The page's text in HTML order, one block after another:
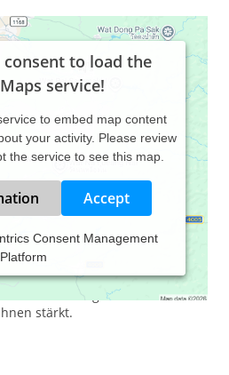
consent to load the
service!
to embed map content
your activity. Please review
the service to see this map.
Accept
Consent Management
Platform
Heilpraktiker für
als Ihr Begleiter, der Sie an Ihr
Selbstheilungskräfte erinnert
stärkt.